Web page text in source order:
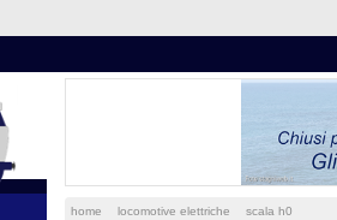
home locomotive elettriche scala h0